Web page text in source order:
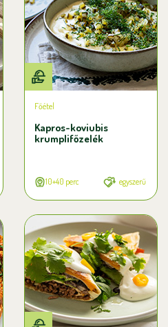
Főétel
Kapros-koviubis
krumplifőzelék
10+40 perc egyszerű